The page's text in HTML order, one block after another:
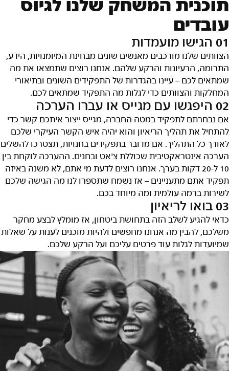
תוכנית המשחק שלנו לגיוס
עובדים
01 הגישו מועמדות
הצוותים שלנו מורכבים מאנשים שונים מבחינת המיומנויות, הידע,
התרומה, הרעיונות והרקע שלהם. אנחנו רוצים שתמצאו את מה
שמתאים לכם – עיינו בהגדרות של התפקידים השונים ובתיאורי
המחלקות והצוותים כדי לגלות מה התפקיד שמתאים לכם.
02 היפגשו עם מגייס או עברו הערכה
אם נבחרתם לתפקיד במטה החברה, מגייס ייצור איתכם קשר כדי
להתחיל את תהליך הריאיון והוא יהיה איש הקשר העיקרי שלכם
לאורך כל התהליך. אם מדובר בתפקידים בחנויות, תצטרכו להשלים
הערכה אינטראקטיבית שכוללת צ'אט ובחנים. ההערכה לוקחת בין
10 ל-20 דקות בערך. אנחנו רוצים לדעת מי אתם, לא משנה באיזה
תפקיד אתם מתעניינים – אז נשמח שתספרו לנו מה הגישה שלכם
לשירות ברמה עולמית ומה מיוחד בכם.
03 בואו לריאיון
כדאי להגיע לשלב הזה בתחושת ביטחון, אז מומלץ לבצע מחקר
משלכם, להבין מה אנחנו מחפשים ולהיות מוכנים לענות על שאלות
שמיועדות לגלות עוד פרטים עליכם ועל הרקע שלכם.